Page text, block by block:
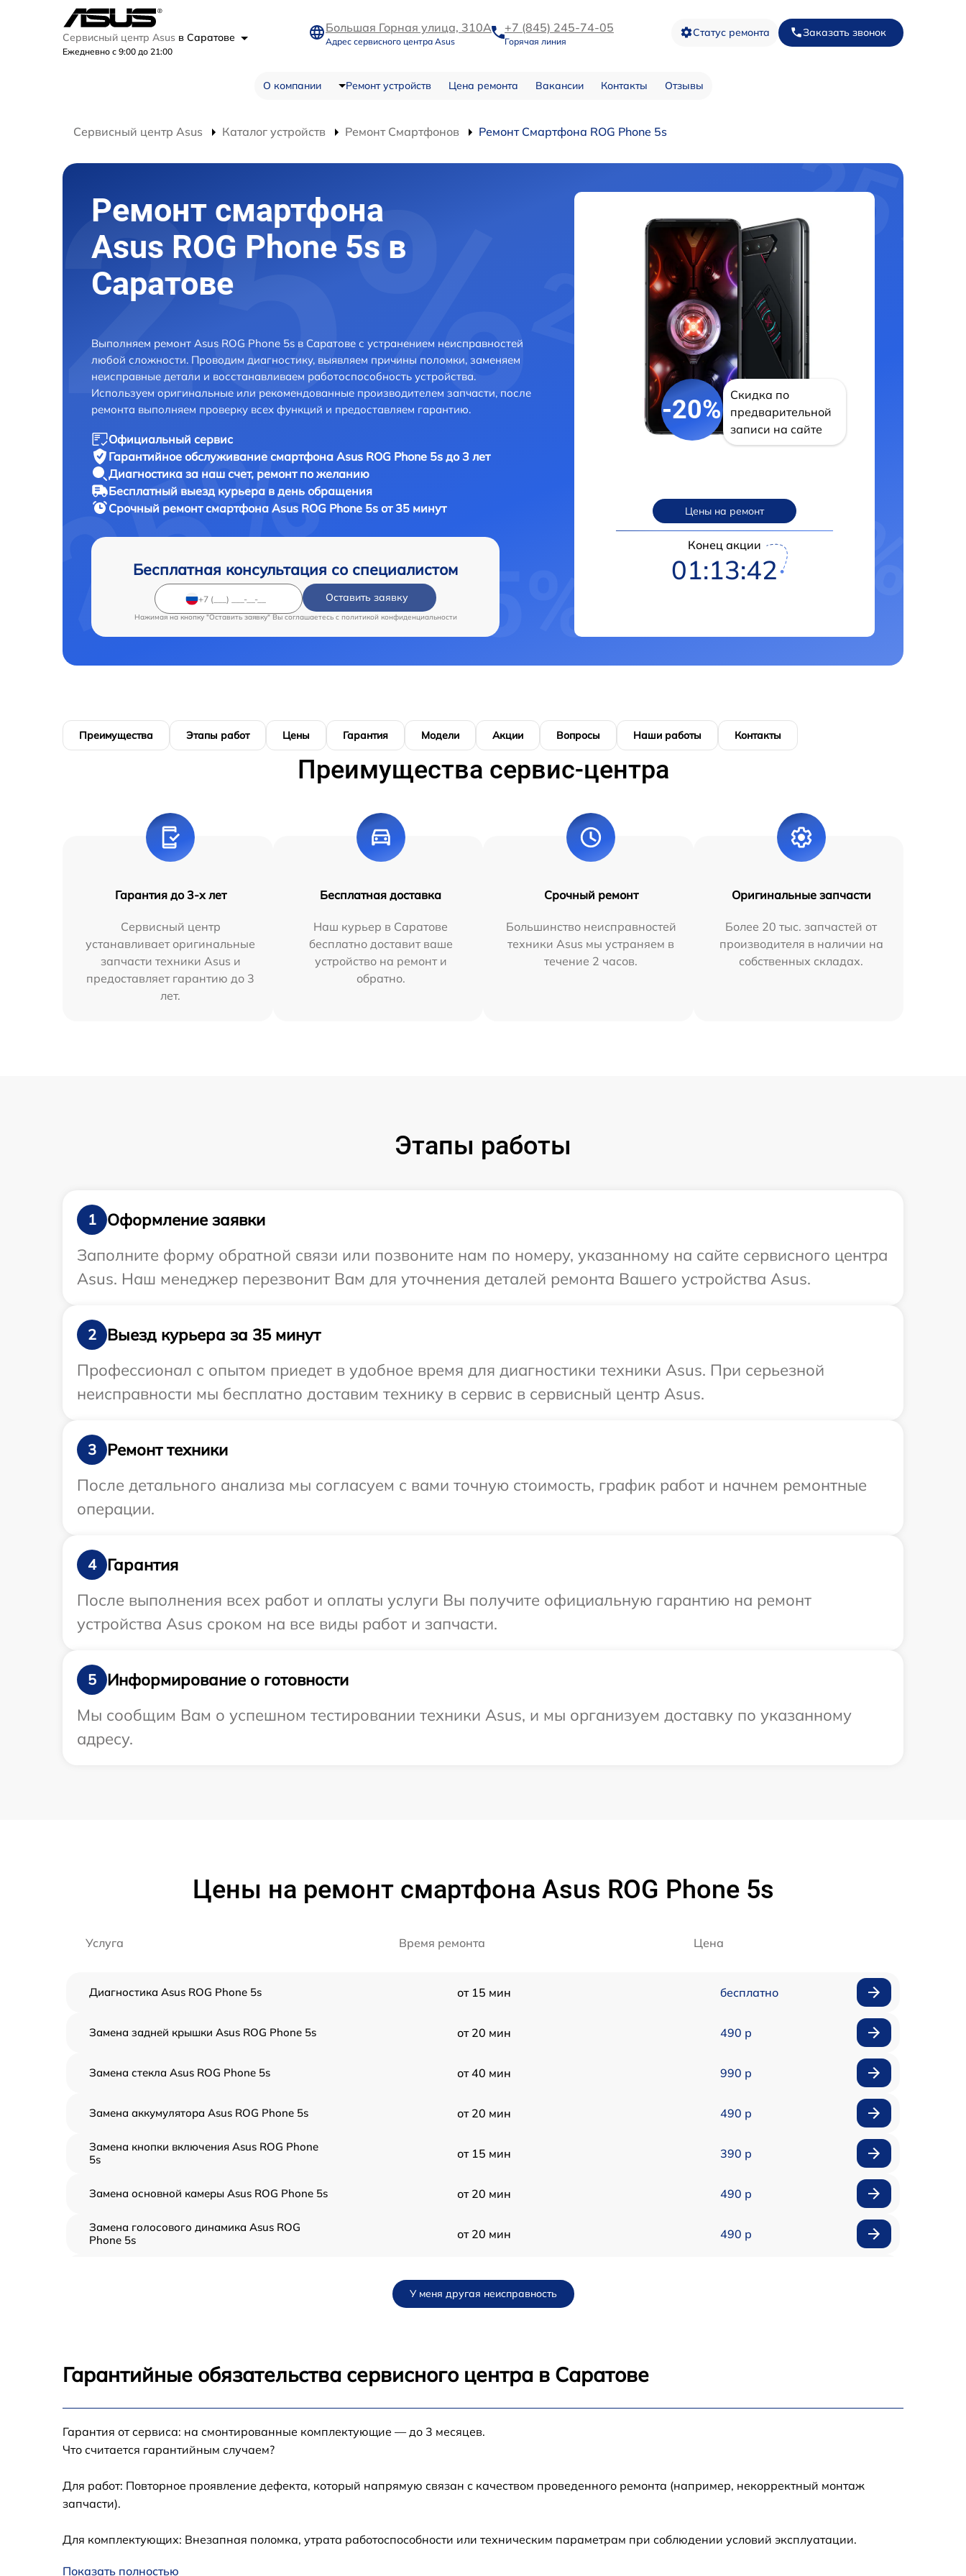
Сервисный центр Asus в Саратове
Ежедневно с 9:00 до 21:00
Большая Горная улица, 310А
Адрес сервисного центра Asus
+7 (845) 245-74-05
Горячая линия
Статус ремонта Заказать звонок
О компании Ремонт устройств Цена ремонта Вакансии Контакты Отзывы
Сервисный центр Asus Каталог устройств Ремонт Смартфонов Ремонт Смартфона ROG Phone 5s
Ремонт смартфона
Asus ROG Phone 5s в
Саратове
Выполняем ремонт Asus ROG Phone 5s в Саратове с устранением неисправностей
любой сложности. Проводим диагностику, выявляем причины поломки, заменяем
неисправные детали и восстанавливаем работоспособность устройства.
Используем оригинальные или рекомендованные производителем запчасти, после
ремонта выполняем проверку всех функций и предоставляем гарантию.
Официальный сервис
Гарантийное обслуживание смартфона Asus ROG Phone 5s до 3 лет
Диагностика за наш счет, ремонт по желанию
Бесплатный выезд курьера в день обращения
Срочный ремонтсмартфона Asus ROG Phone 5s от 35 минут
Бесплатная консультация со специалистом
Оставить заявку
Нажимая на кнопку "Оставить заявку" Вы соглашаетесь c политикой конфиденциальности
-20%
Скидка по
предварительной
записи на сайте
Цены на ремонт
Конец акции
01:13:41
Преимущества Этапы работ Цены Гарантия Модели Акции Вопросы Наши работы Контакты
Преимущества сервис-центра
Гарантия до 3-х лет
Сервисный центр
устанавливает оригинальные
запчасти техники Asus и
предоставляет гарантию до 3
лет.
Бесплатная доставка
Наш курьер в Саратове
бесплатно доставит ваше
устройство на ремонт и
обратно.
Срочный ремонт
Большинство неисправностей
техники Asus мы устраняем в
течение 2 часов.
Оригинальные запчасти
Более 20 тыс. запчастей от
производителя в наличии на
собственных складах.
Этапы работы
1
Оформление заявки
Заполните форму обратной связи или позвоните нам по номеру, указанному на сайте сервисного центра
Asus. Наш менеджер перезвонит Вам для уточнения деталей ремонта Вашего устройства Asus.
2
Выезд курьера за 35 минут
Профессионал с опытом приедет в удобное время для диагностики техники Asus. При серьезной
неисправности мы бесплатно доставим технику в сервис в сервисный центр Asus.
3
Ремонт техники
После детального анализа мы согласуем с вами точную стоимость, график работ и начнем ремонтные
операции.
4
Гарантия
После выполнения всех работ и оплаты услуги Вы получите официальную гарантию на ремонт
устройства Asus сроком на все виды работ и запчасти.
5
Информирование о готовности
Мы сообщим Вам о успешном тестировании техники Asus, и мы организуем доставку по указанному
адресу.
Цены на ремонт смартфона Asus ROG Phone 5s
Услуга Время ремонта Цена
Диагностика Asus ROG Phone 5s от 15 мин бесплатно
Замена задней крышки Asus ROG Phone 5s от 20 мин 490 р
Замена стекла Asus ROG Phone 5s от 40 мин 990 р
Замена аккумулятора Asus ROG Phone 5s от 20 мин 490 р
Замена кнопки включения Asus ROG Phone
5s
от 15 мин 390 р
Замена основной камеры Asus ROG Phone 5s от 20 мин 490 р
Замена голосового динамика Asus ROG
Phone 5s
от 20 мин 490 р
Замена экрана Asus ROG Phone 5s от 40 мин
Защита гидрогелевой пленкой Asus ROG
У меня другая неисправность
Гарантийные обязательства сервисного центра в Саратове
Гарантия от сервиса: на смонтированные комплектующие — до 3 месяцев.
Что считается гарантийным случаем?
Для работ: Повторное проявление дефекта, который напрямую связан с качеством проведенного ремонта (например, некорректный монтаж
запчасти).
Для комплектующих: Внезапная поломка, утрата работоспособности или техническим параметрам при соблюдении условий эксплуатации.
Показать полностью